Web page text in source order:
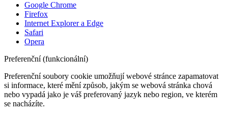
Google Chrome
Firefox
Internet Explorer a Edge
Safari
Opera
Preferenční (funkcionální)
Preferenční soubory cookie umožňují webové stránce zapamatovat
si informace, které mění způsob, jakým se webová stránka chová
nebo vypadá jako je váš preferovaný jazyk nebo region, ve kterém
se nacházíte.